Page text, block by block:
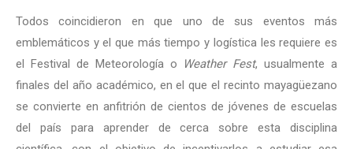
Todos coincidieron en que uno de sus eventos más
emblemáticos y el que más tiempo y logística les requiere es
el Festival de Meteorología o
Weather Fest, usualmente a
finales del año académico, en el que el recinto mayagüezano
se convierte en anfitrión de cientos de jóvenes de escuelas
del país para aprender de cerca sobre esta disciplina